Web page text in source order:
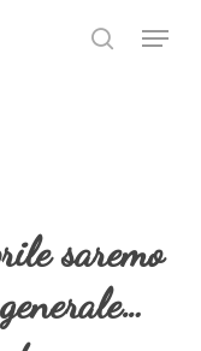
search
Menu
saremo